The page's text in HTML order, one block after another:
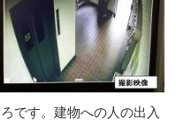
です。建物への人の出入